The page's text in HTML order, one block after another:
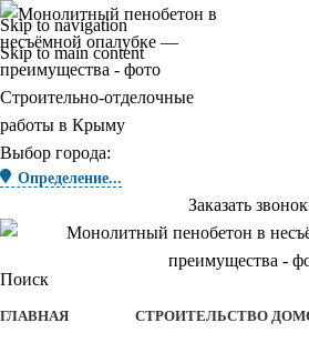
Skip to navigation
Skip to main content
Строительно-отделочные
работы в Крыму
Выбор города:
Определение...
Заказать звонок
Поиск
ГЛАВНАЯ СТРОИТЕЛЬСТВО